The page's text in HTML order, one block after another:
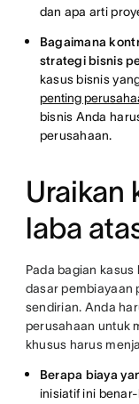
dan apa arti
Bagaimana
strategi bisnis
kasus bisnis
penting
bisnis Anda
perusahaan.
Uraikan
laba
Pada bagian
dasar pembiayaan
sendirian. Anda
perusahaan untuk
khusus harus
Berapa biaya
inisiatif ini